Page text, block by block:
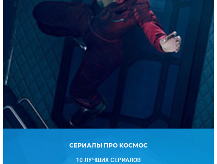
СЕРИАЛЫ ПРО КОСМОС
10 ЛУЧШИХ СЕРИАЛОВ